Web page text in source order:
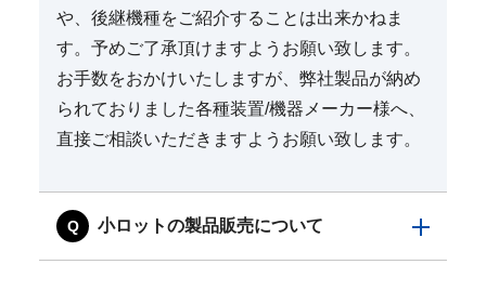
や、後継機種をご紹介することは出来かねま
す。予めご了承頂けますようお願い致します。
お手数をおかけいたしますが、弊社製品が納め
られておりました各種装置/機器メーカー様へ、
直接ご相談いただきますようお願い致します。
小ロットの製品販売について